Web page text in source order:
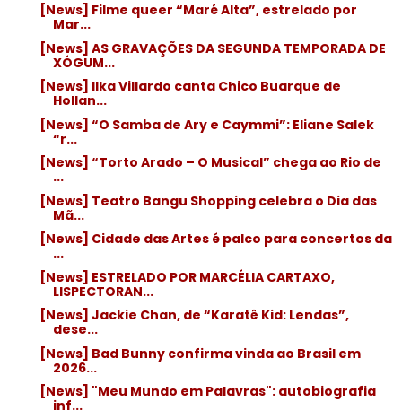
[News] Filme queer “Maré Alta”, estrelado por
Mar...
[News] AS GRAVAÇÕES DA SEGUNDA TEMPORADA DE
XÓGUM...
[News] Ilka Villardo canta Chico Buarque de
Hollan...
[News] “O Samba de Ary e Caymmi”: Eliane Salek
“r...
[News] “Torto Arado – O Musical” chega ao Rio de
...
[News] Teatro Bangu Shopping celebra o Dia das
Mã...
[News] Cidade das Artes é palco para concertos da
...
[News] ESTRELADO POR MARCÉLIA CARTAXO,
LISPECTORAN...
[News] Jackie Chan, de “Karatê Kid: Lendas”,
dese...
[News] Bad Bunny confirma vinda ao Brasil em
2026...
[News] "Meu Mundo em Palavras": autobiografia
inf...